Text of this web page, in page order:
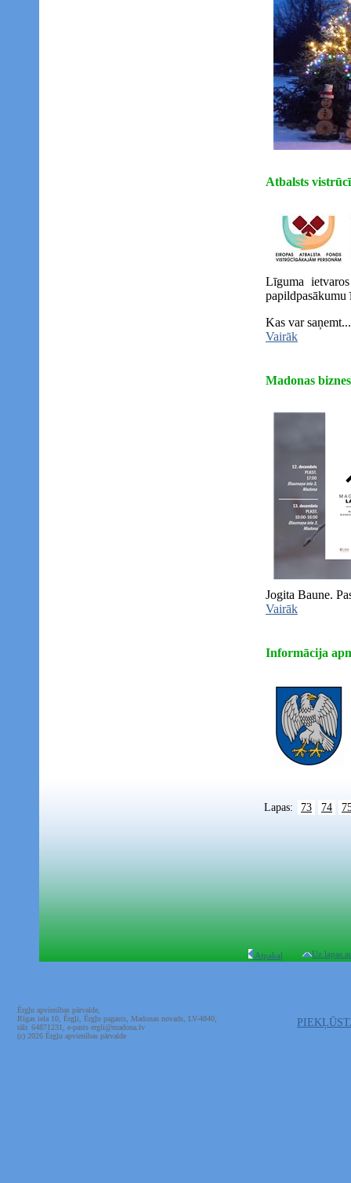
Atbalsts
Līguma
papildpasākumu
Kas var saņemt...
Vairāk
Madonas
Jogita Baune.
Vairāk
Informācija
Lapas: 73 74
Atpakaļ Uz lapas
Ērgļu apvienības pārvalde,
Rīgas iela 10, Ērgļi, Ērgļu pagasts, Madonas novads, LV-4840,
tālr. 64871231, e-pasts ergli@madona.lv
(c) 2026 Ērgļu apvienības pārvalde